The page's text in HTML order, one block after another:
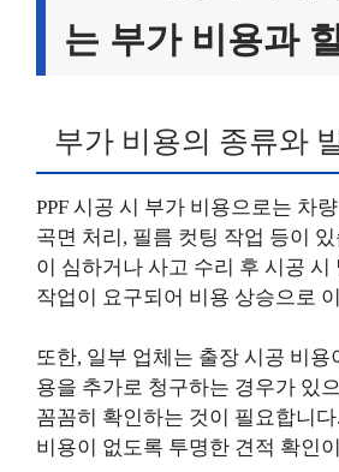
는 부가 비용과
부가 비용의 종류와
PPF 시공 시 부가 비용으로는 차
곡면 처리, 필름 컷팅 작업 등이
이 심하거나 사고 수리 후 시공 시
작업이 요구되어 비용 상승으로
또한, 일부 업체는 출장 시공 비용
용을 추가로 청구하는 경우가 있
꼼꼼히 확인하는 것이 필요합니
비용이 없도록 투명한 견적 확인